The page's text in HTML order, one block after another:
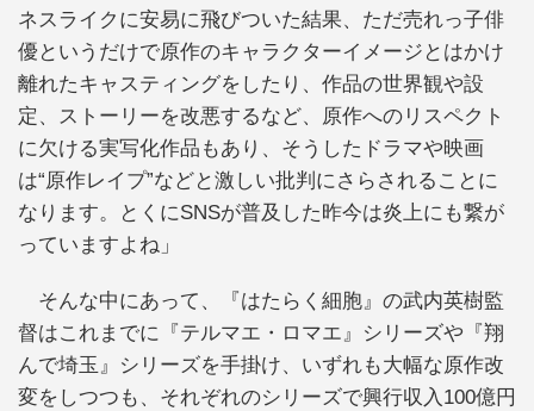
ネスライクに安易に飛びついた結果、ただ売れっ子俳
優というだけで原作のキャラクターイメージとはかけ
離れたキャスティングをしたり、作品の世界観や設
定、ストーリーを改悪するなど、原作へのリスペクト
に欠ける実写化作品もあり、そうしたドラマや映画
は“原作レイプ”などと激しい批判にさらされることに
なります。とくにSNSが普及した昨今は炎上にも繋が
っていますよね」
そんな中にあって、『はたらく細胞』の武内英樹監
督はこれまでに『テルマエ・ロマエ』シリーズや『翔
んで埼玉』シリーズを手掛け、いずれも大幅な原作改
変をしつつも、それぞれのシリーズで興行収入100億円